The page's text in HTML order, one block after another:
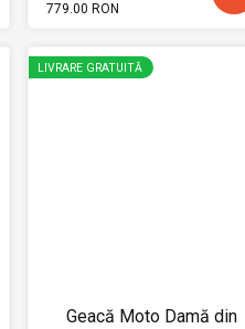
779.00 RON
LIVRARE GRATUITĂ
Geacă Moto Damă din